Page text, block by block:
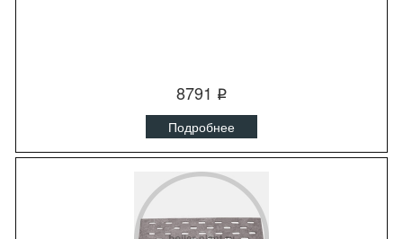
8791 q
Подробнее